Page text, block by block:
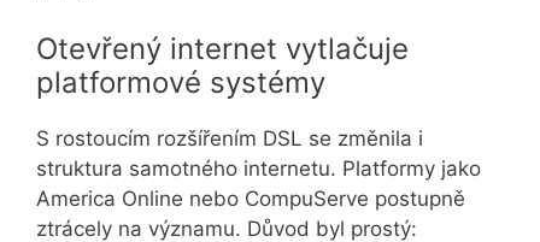
Otevřený internet vytlačuje
platformové systémy
S rostoucím rozšířením DSL se změnila i
struktura samotného internetu. Platformy jako
America Online nebo CompuServe postupně
ztrácely na významu. Důvod byl prostý: